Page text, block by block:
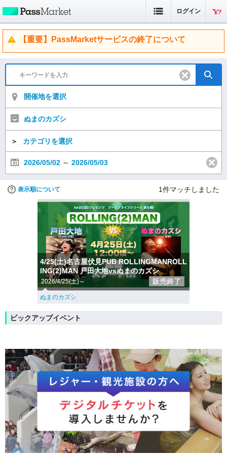
ログイン
【重要】PassMarketサービスの終了について
開催地を選択
ぬまのカズシ
＞ カテゴリを選択
2026/05/02 ～ 2026/05/03
表示順について 1件マッチしました
4/25(土)名古屋伏見PUB ROLLINGMANROLL
ING(2)MAN 戸田大地vsぬまのカズシ
2026/4/25(土)～ 販売終了
ぬまのカズシ
ピックアップイベント